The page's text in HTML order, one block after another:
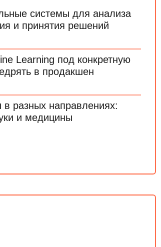
системы для анализа
и принятия решений
Learning под конкретную
в продакшен
в разных направлениях:
и медицины